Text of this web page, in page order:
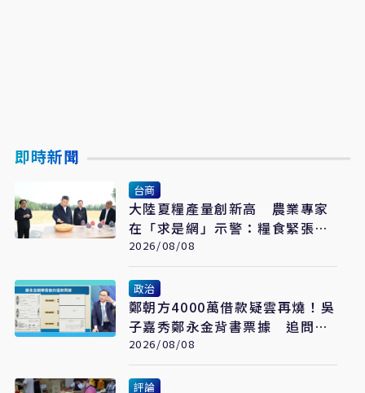
即時新聞
台商
大陸夏糧產量創新高 農業專家
在「求是網」示警：糧食緊張會
長期存在
2026/08/08
政治
鄭朝方4000萬借款疑雲再燒！吳
子嘉秀鄭永金背書票據 追問
2018選舉資金流向
2026/08/08
評論